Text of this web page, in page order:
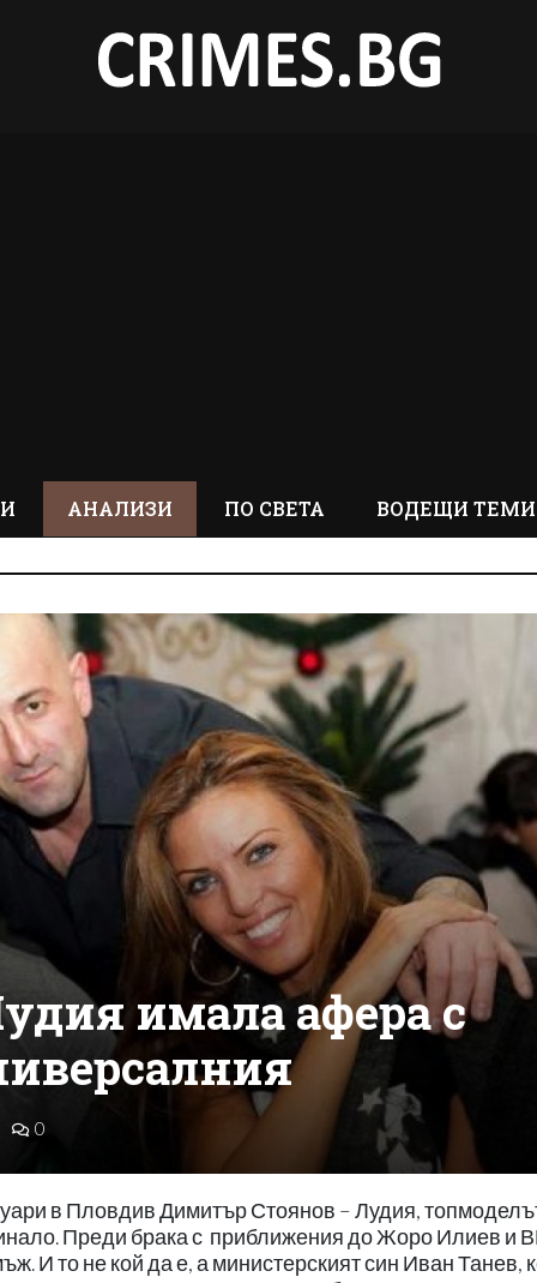
АНАЛИЗИ ПО СВЕТА ВОДЕЩИ ТЕМИ
имала афера с
0
в Пловдив Димитър Стоянов – Лудия,
Преди брака с приближения до Жоро Илиев и
И то не кой да е, а министерският син Иван Танев,